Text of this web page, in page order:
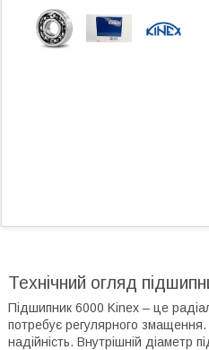
Технічний огляд
Підшипник 6000 Kinex – це
потребує регулярного
надійність. Внутрішній